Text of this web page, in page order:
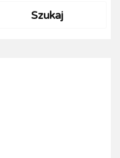
Szukaj